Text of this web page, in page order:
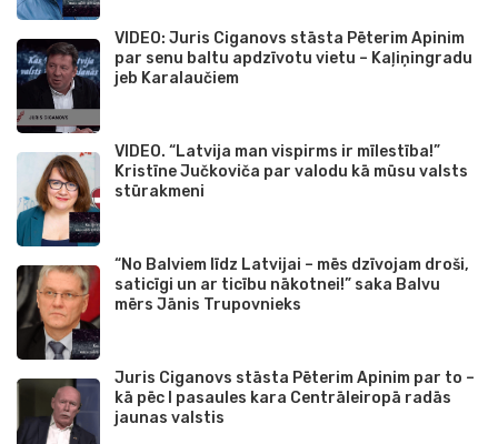
VIDEO: Juris Ciganovs stāsta Pēterim Apinim
par senu baltu apdzīvotu vietu – Kaļiņingradu
jeb Karalaučiem
VIDEO. “Latvija man vispirms ir mīlestība!”
Kristīne Jučkoviča par valodu kā mūsu valsts
stūrakmeni
“No Balviem līdz Latvijai – mēs dzīvojam droši,
saticīgi un ar ticību nākotnei!” saka Balvu
mērs Jānis Trupovnieks
Juris Ciganovs stāsta Pēterim Apinim par to –
kā pēc I pasaules kara Centrāleiropā radās
jaunas valstis